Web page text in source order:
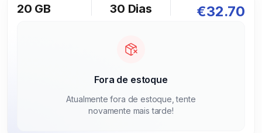
20 GB 30 Dias €32.70
Fora de estoque
Atualmente fora de estoque, tente
novamente mais tarde!